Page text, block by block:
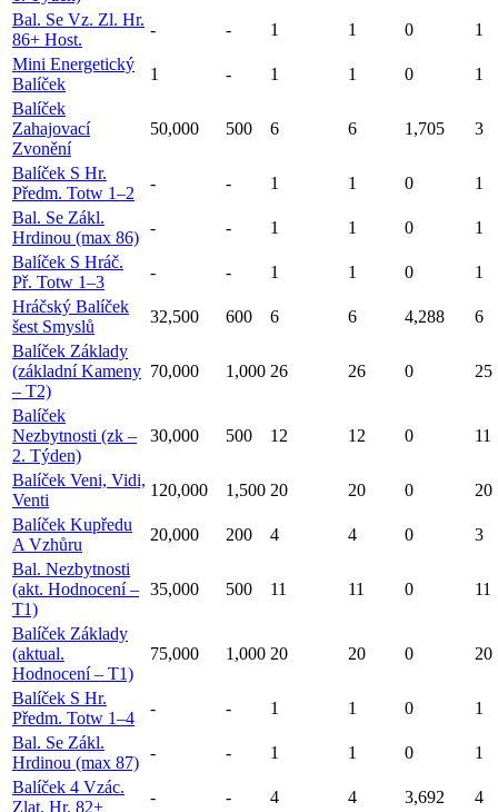
Bal. Se Vz. Zl. Hr.
86+ Host.
- - 1 1 0
1
Mini Energetický
Balíček
1 - 1 1 0
1
Balíček
Zahajovací
Zvonění
50,000 500 6 6 1,705 3
Balíček S Hr.
Předm. Totw 1–2
- - 1 1 0
1
Bal. Se Zákl.
Hrdinou (max 86)
- - 1 1 0
1
Balíček S Hráč.
Př. Totw 1–3
- - 1 1 0
1
Hráčský Balíček
šest Smyslů
32,500 600 6 6 4,288
6
Balíček Základy
(základní Kameny
– T2)
70,000 1,000 26 26 0 25
Balíček
Nezbytnosti (zk –
2. Týden)
30,000 500 12 12 0 11
Balíček Veni, Vidi,
Venti
120,000 1,500 20 20 0
20
Balíček Kupředu
A Vzhůru
20,000 200 4 4 0
3
Bal. Nezbytnosti
(akt. Hodnocení –
T1)
35,000 500 11 11 0 11
Balíček Základy
(aktual.
Hodnocení – T1)
75,000 1,000 20 20 0 20
Balíček S Hr.
Předm. Totw 1–4
- - 1 1 0
1
Bal. Se Zákl.
Hrdinou (max 87)
- - 1 1 0
1
Balíček 4 Vzác.
Zlat. Hr. 82+
- - 4 4 3,692
4